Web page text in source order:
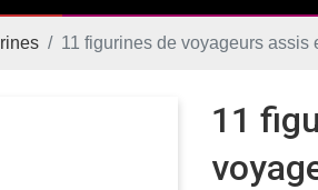
11 figurines de voyageurs
11